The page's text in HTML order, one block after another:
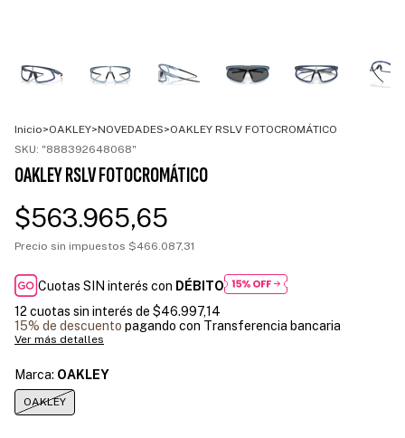
Inicio>OAKLEY>NOVEDADES>OAKLEY RSLV FOTOCROMÁTICO
SKU: "888392648068"
OAKLEY RSLV FOTOCROMÁTICO
$563.965,65
Precio sin impuestos $466.087,31
Cuotas SIN interés con DÉBITO
12 cuotas sin interés de $46.997,14
15% de descuento pagando con Transferencia bancaria
Ver más detalles
Marca: OAKLEY
OAKLEY